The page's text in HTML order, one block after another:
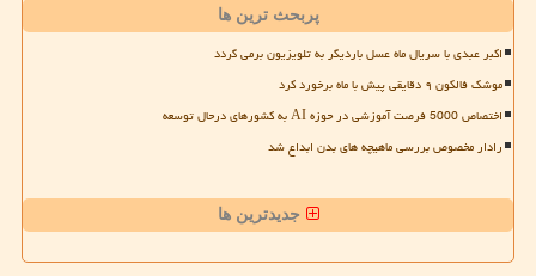
پربحث ترین ها
اکبر عبدی با سریال ماه عسل باردیگر به تلویزیون برمی گردد
موشک فالکون ۹ دقایقی پیش با ماه برخورد کرد
اختصاص 5000 فرصت آموزشی در حوزه AI به کشورهای درحال توسعه
رادار مخصوص بررسی ماهیچه های بدن ابداع شد
جدیدترین ها